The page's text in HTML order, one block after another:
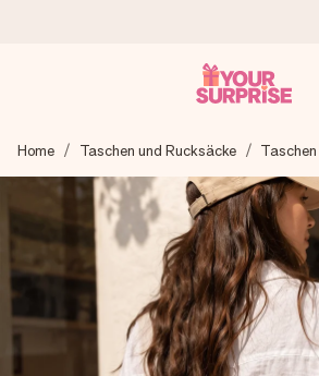
Wir bereiten dein Geschenk sorgfältig
blitzschnell – damit du es genau zum
überreichen kannst, wenn es am
4,8 (basierend auf +15.000
Unsere Geschenke begeistern.
4,8 bei Google Reviews
die wir versenden).
Home Taschen und Rucksäcke Taschen